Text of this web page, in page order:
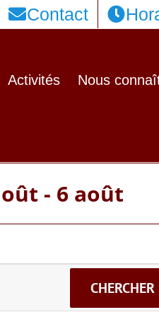
Contact
Activités Nous
- 6 août
CHERCHER